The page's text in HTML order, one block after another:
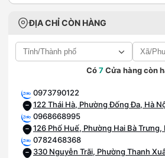
ĐỊA CHỈ CÒN HÀNG
Có7Cửa hàng còn
0973790122
122 Thái Hà, Phường Đống Đa, Hà
0968668995
126 Phố Huế, Phường Hai Bà Trưng,
0782468368
330 Nguyễn Trãi, Phường Thanh